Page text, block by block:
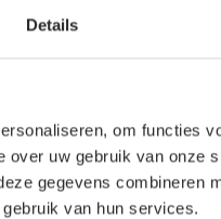
Details
om functies
uw gebruik van onze
gegevens combineren
van hun services.